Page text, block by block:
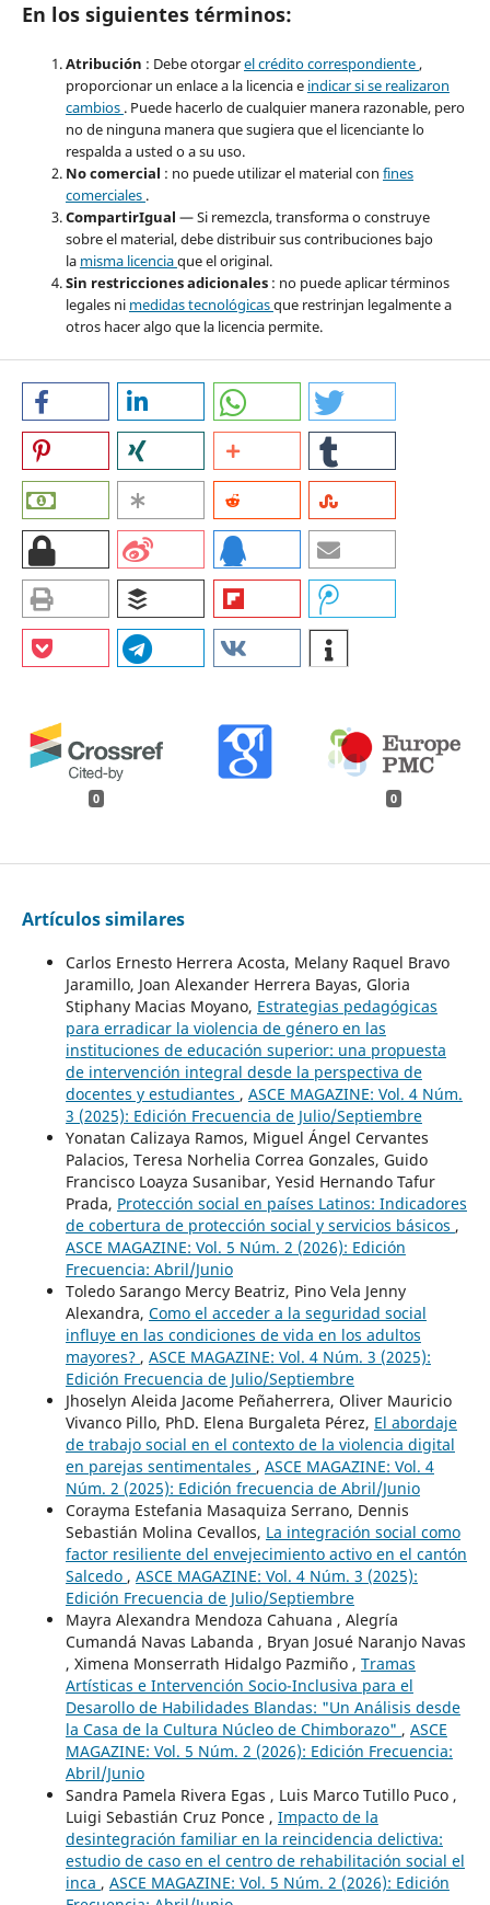
En los siguientes términos:
Atribución : Debe otorgarel crédito correspondiente,
proporcionar un enlace a la licencia e indicar si se realizaron
cambios . Puede hacerlo de cualquier manera razonable, pero
no de ninguna manera que sugiera que el licenciante lo
respalda a usted o a su uso.
No comercial : no puede utilizar el material con fines
comerciales .
CompartirIgual — Si remezcla, transforma o construye
sobre el material, debe distribuir sus contribuciones bajo
la misma licenciaque el original.
Sin restricciones adicionales : no puede aplicar términos
legales ni medidas tecnológicasque restrinjan legalmente a
otros hacer algo que la licencia permite.
0 0
Artículos similares
Carlos Ernesto Herrera Acosta, Melany Raquel Bravo
Jaramillo, Joan Alexander Herrera Bayas, Gloria
Stiphany Macias Moyano, Estrategias pedagógicas
para erradicar la violencia de género en las
instituciones de educación superior: una propuesta
de intervención integral desde la perspectiva de
docentes y estudiantes , ASCE MAGAZINE: Vol. 4 Núm.
3 (2025): Edición Frecuencia de Julio/Septiembre
Yonatan Calizaya Ramos, Miguel Ángel Cervantes
Palacios, Teresa Norhelia Correa Gonzales, Guido
Francisco Loayza Susanibar, Yesid Hernando Tafur
Prada, Protección social en países Latinos: Indicadores
de cobertura de protección social y servicios básicos ,
ASCE MAGAZINE: Vol. 5 Núm. 2 (2026): Edición
Frecuencia: Abril/Junio
Toledo Sarango Mercy Beatriz, Pino Vela Jenny
Alexandra, Como el acceder a la seguridad social
influye en las condiciones de vida en los adultos
mayores? , ASCE MAGAZINE: Vol. 4 Núm. 3 (2025):
Edición Frecuencia de Julio/Septiembre
Jhoselyn Aleida Jacome Peñaherrera, Oliver Mauricio
Vivanco Pillo, PhD. Elena Burgaleta Pérez, El abordaje
de trabajo social en el contexto de la violencia digital
en parejas sentimentales , ASCE MAGAZINE: Vol. 4
Núm. 2 (2025): Edición frecuencia de Abril/Junio
Corayma Estefania Masaquiza Serrano, Dennis
Sebastián Molina Cevallos, La integración social como
factor resiliente del envejecimiento activo en el cantón
Salcedo , ASCE MAGAZINE: Vol. 4 Núm. 3 (2025):
Edición Frecuencia de Julio/Septiembre
Mayra Alexandra Mendoza Cahuana , Alegría
Cumandá Navas Labanda , Bryan Josué Naranjo Navas
, Ximena Monserrath Hidalgo Pazmiño , Tramas
Artísticas e Intervención Socio-Inclusiva para el
Desarollo de Habilidades Blandas: "Un Análisis desde
la Casa de la Cultura Núcleo de Chimborazo" , ASCE
MAGAZINE: Vol. 5 Núm. 2 (2026): Edición Frecuencia:
Abril/Junio
Sandra Pamela Rivera Egas , Luis Marco Tutillo Puco ,
Luigi Sebastián Cruz Ponce , Impacto de la
desintegración familiar en la reincidencia delictiva:
estudio de caso en el centro de rehabilitación social el
inca , ASCE MAGAZINE: Vol. 5 Núm. 2 (2026): Edición